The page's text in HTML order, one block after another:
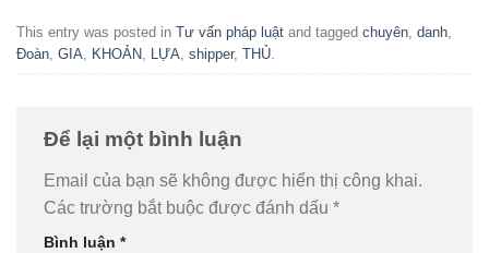
This entry was posted in Tư vấn pháp luật and tagged chuyên danh
Đoàn GIA KHOẢN LỰA shipper, THỦ
Để lại một bình luận
Email của bạn sẽ không được hiển thị công khai.
Các trường bắt buộc được đánh dấu *
Bình luận *